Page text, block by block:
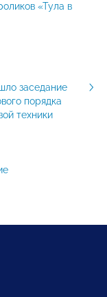
«Тула в
заседание
порядка
техники